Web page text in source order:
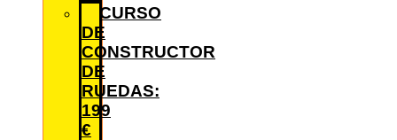
CURSO
DE
CONSTRUCTOR
DE
RUEDAS:
199
€